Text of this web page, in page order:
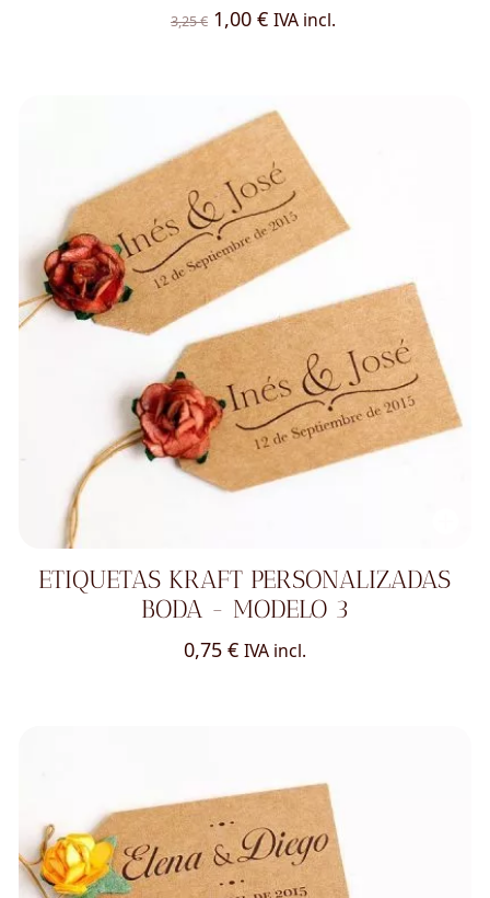
3,25€ El
era:
3,25 €.
1,00 €El
es:
1,00 €.
IVA incl.
ETIQUETAS KRAFT PERSONALIZADAS
BODA - MODELO 3
0,75 € IVA incl.